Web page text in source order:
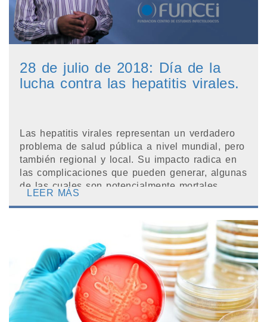
28 de julio de 2018: Día de la
lucha contra las hepatitis virales.
Las hepatitis virales representan un verdadero
problema de salud pública a nivel mundial, pero
también regional y local. Su impacto radica en
las complicaciones que pueden generar, algunas
de las cuales son potencialmente mortales.
LEER MÁS